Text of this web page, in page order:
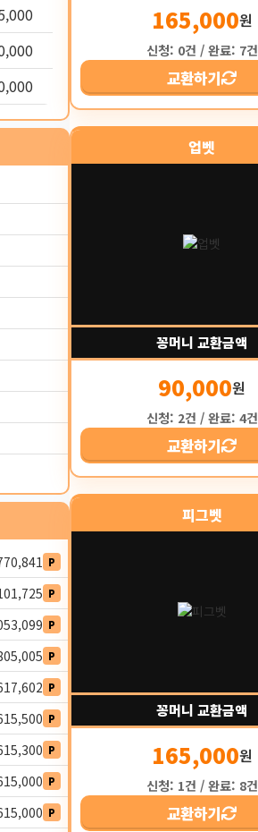
P
P
P
P
P
P
P
P
P
165,000원
신청: 0건 / 완료: 7건
교환하기
업벳
꽁머니 교환금액
90,000원
신청: 2건 / 완료: 4건
교환하기
피그벳
꽁머니 교환금액
165,000원
신청: 1건 / 완료: 8건
교환하기